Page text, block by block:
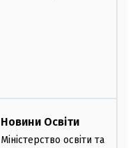
Новини Освіти
Міністерство освіти та